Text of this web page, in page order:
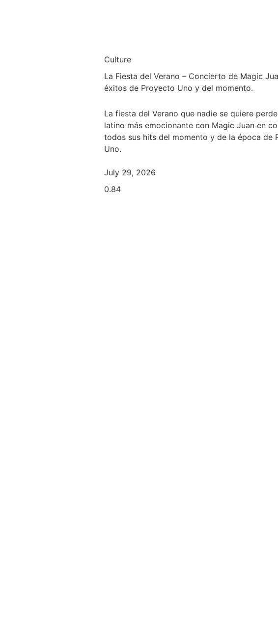
Culture
La Fiesta del Verano – Concierto de Magic
éxitos de Proyecto Uno y del momento.
La fiesta del Verano que nadie se quiere
latino más emocionante con Magic Juan en
todos sus hits del momento y de la época de
Uno.
July 29, 2026